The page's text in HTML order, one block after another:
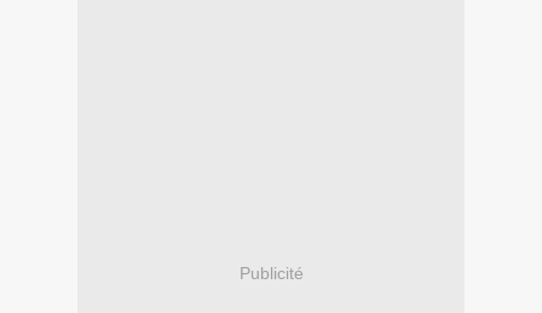
Publicité